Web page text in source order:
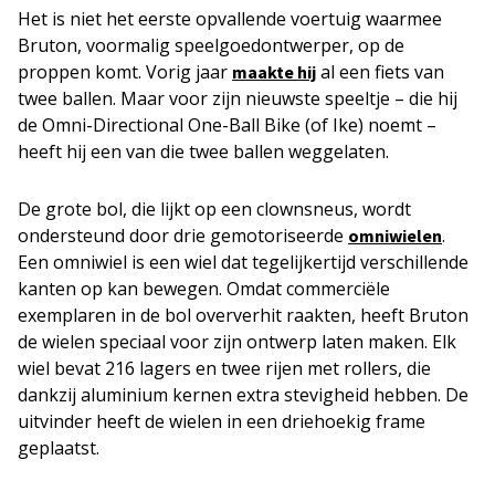
Het is niet het eerste opvallende voertuig waarmee
Bruton, voormalig speelgoedontwerper, op de
proppen komt. Vorig jaar maakte hij al een fiets van
twee ballen. Maar voor zijn nieuwste speeltje – die hij
de Omni-Directional One-Ball Bike (of Ike) noemt –
heeft hij een van die twee ballen weggelaten.
De grote bol, die lijkt op een clownsneus, wordt
ondersteund door drie gemotoriseerde omniwielen.
Een omniwiel is een wiel dat tegelijkertijd verschillende
kanten op kan bewegen. Omdat commerciële
exemplaren in de bol oververhit raakten, heeft Bruton
de wielen speciaal voor zijn ontwerp laten maken. Elk
wiel bevat 216 lagers en twee rijen met rollers, die
dankzij aluminium kernen extra stevigheid hebben. De
uitvinder heeft de wielen in een driehoekig frame
geplaatst.